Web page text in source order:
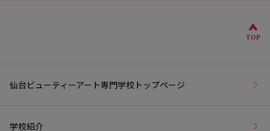
こ
TOP
仙台ビューティーアート専門学校トップページ
学校紹介